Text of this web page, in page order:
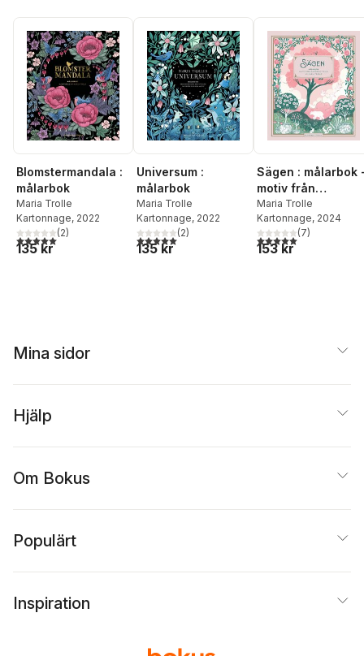
Blomstermandala :
målarbok
Maria Trolle
Kartonnage, 2022
5,0utav 5 stjärnor. Totalt antal röster:
(2)
135 kr
Universum :
målarbok
Maria Trolle
Kartonnage, 2022
5,0utav 5 stjärnor. Totalt antal röster:
(2)
135 kr
Sägen : målarbok
motiv från
sagornas värld
Maria Trolle
Kartonnage, 2024
5,0utav 5 stjärnor.
(7)
153 kr
Mina sidor
Hjälp
Om Bokus
Populärt
Inspiration